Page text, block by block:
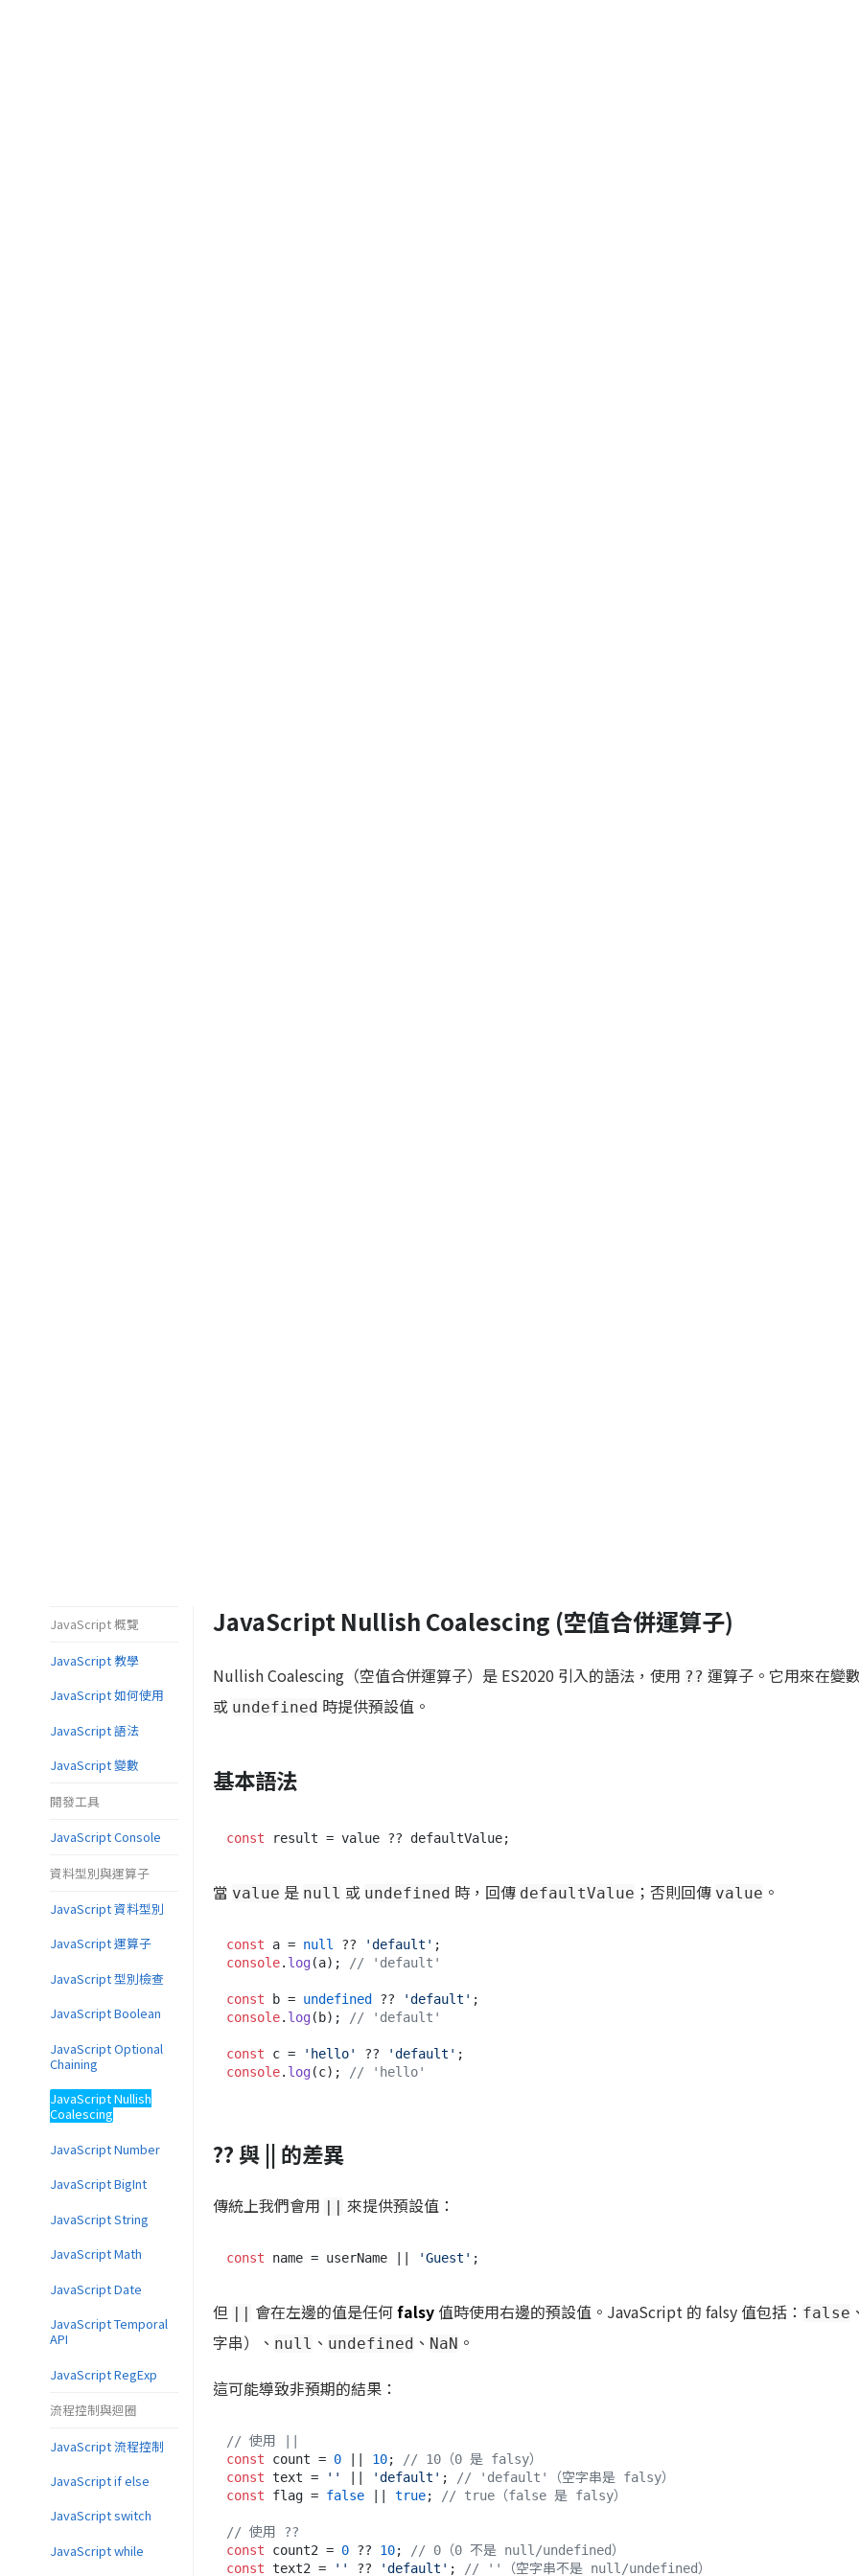
JavaScript Nullish Coalescing (空值合併運算子)
Nullish Coalescing（空值合併運算子）是 ES2020 引入的語法，使用 ?? 運算子。它用來在變
或 undefined 時提供預設值。
基本語法
const
當 value 是 null 或 undefined 時，回傳 defaultValue ；否則回傳 value 。
const a = null ?? 'default'
console. log(a); // 'default'
const b = undefined ?? 'default'
console. log(b); // 'default'
const c = 'hello' ?? 'default'
console. log(c); // 'hello'
?? 與 || 的差異
傳統上我們會用 來提供預設值：
const name = userName || 'Guest'
但 會在左邊的值是任何falsy 值時使用右邊的預設值。JavaScript 的 falsy 值包括： false 、
字串）、 null 、 undefined 、 NaN 。
這可能導致非預期的結果：
// 使用 ||
const count = 0 10; // 10（0 是 falsy）
const text = '' 'default' ; // 'default'（空字串是 falsy）
const flag = false true; // true（false 是 falsy）
// 使用 ??
const count2 = 0 ?? 10; // 0（0 不是 null/undefined）
const text2 = '' ?? 'default' ; // ''（空字串不是 null/undefined）
JavaScript 概覽
JavaScript 教學
JavaScript 如何使用
JavaScript 語法
JavaScript 變數
開發工具
JavaScript Console
資料型別與運算子
JavaScript 資料型別
JavaScript 運算子
JavaScript 型別檢查
JavaScript Boolean
JavaScript Optional
Chaining
JavaScript Nullish
Coalescing
JavaScript Number
JavaScript BigInt
JavaScript String
JavaScript Math
JavaScript Date
JavaScript Temporal
API
JavaScript RegExp
流程控制與迴圈
JavaScript 流程控制
JavaScript if else
JavaScript switch
JavaScript while